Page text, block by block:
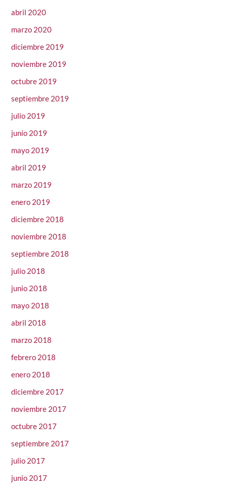
abril 2020
marzo 2020
diciembre 2019
noviembre 2019
octubre 2019
septiembre 2019
julio 2019
junio 2019
mayo 2019
abril 2019
marzo 2019
enero 2019
diciembre 2018
noviembre 2018
septiembre 2018
julio 2018
junio 2018
mayo 2018
abril 2018
marzo 2018
febrero 2018
enero 2018
diciembre 2017
noviembre 2017
octubre 2017
septiembre 2017
julio 2017
junio 2017